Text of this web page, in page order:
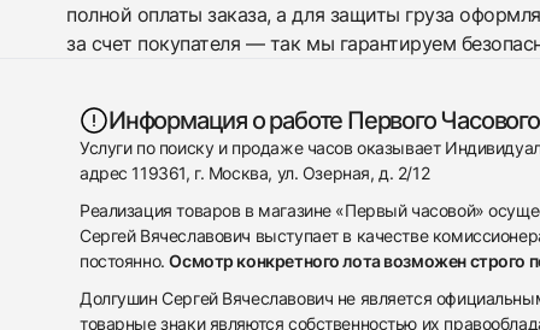
полной оплаты заказа, а для защиты груза
за счет покупателя — так мы гарантируем
Информация о работе Первого Часового
Услуги по поиску и продаже часов оказывает
адрес 119361, г. Москва, ул. Озерная, д. 2/12
Реализация товаров в магазине «Первый часовой»
Сергей Вячеславович выступает в качестве
постоянно.Осмотр конкретного лота возможен строго
Долгушин Сергей Вячеславович не является
товарные знаки являются собственностью их